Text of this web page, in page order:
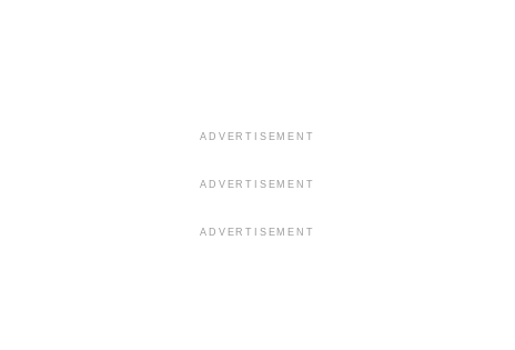
ADVERTISEMENT
ADVERTISEMENT
ADVERTISEMENT